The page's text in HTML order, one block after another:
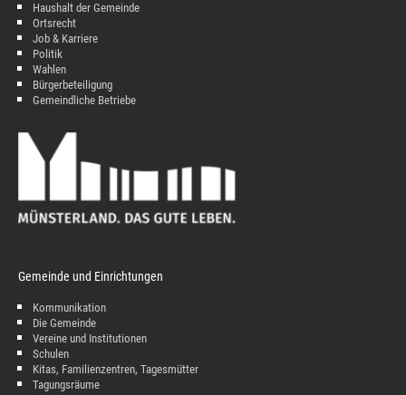
Haushalt der Gemeinde
Ortsrecht
Job & Karriere
Politik
Wahlen
Bürgerbeteiligung
Gemeindliche Betriebe
Gemeinde und Einrichtungen
Kommunikation
Die Gemeinde
Vereine und Institutionen
Schulen
Kitas, Familienzentren, Tagesmütter
Tagungsräume